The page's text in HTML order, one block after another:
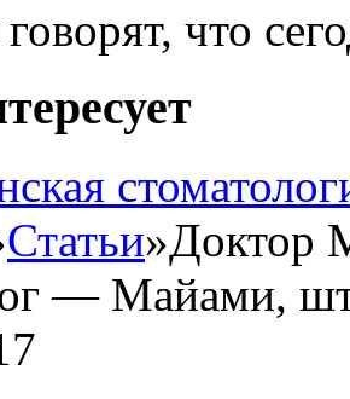
что
Статьи»Доктор
— Майами,